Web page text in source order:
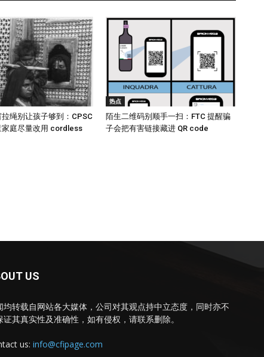
绳别让孩子够到：CPSC
家庭尽量改用 cordless
热点
陌生二维码别顺手一扫：FTC 提醒骗
子会把有害链接藏进 QR code
US
均转载自网站各大媒体，公司对其观点持中立态度，同时亦不
证其真实性及准确性，如有侵权，请联系删除。
us: info@cfipage.com